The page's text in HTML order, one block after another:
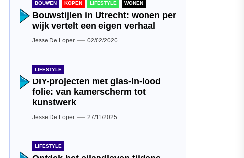
BOUWEN KOPEN LIFESTYLE WONEN
Bouwstijlen in Utrecht: wonen per
wijk vertelt een eigen verhaal
Jesse De Loper 02/02/2026
LIFESTYLE
DIY-projecten met glas-in-lood
folie: van kamerscherm tot
kunstwerk
Jesse De Loper 27/11/2025
LIFESTYLE